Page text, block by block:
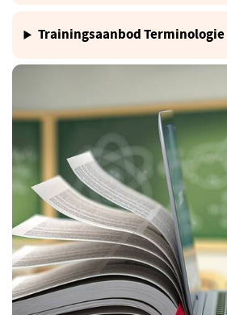
Trainingsaanbod Terminologie